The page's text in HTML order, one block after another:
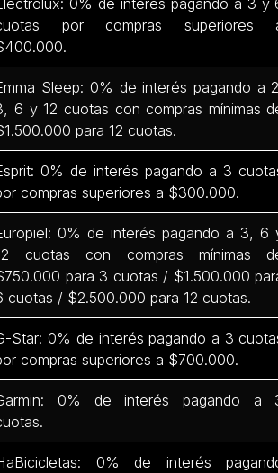
por compras superiores
Sleep: 0% de interés pagando a
6 y 12 cuotas con compras mínimas
para 12 cuotas.
0% de interés pagando a 3
compras superiores a $300.000.
0% de interés pagando a 3, 6
cuotas con compras mínimas
para 3 cuotas / $1.500.000
cuotas / $2.500.000 para 12 cuotas.
Star: 0% de interés pagando a 3
compras superiores a $700.000.
0% de interés pagando a
0% de interés